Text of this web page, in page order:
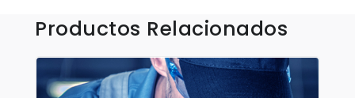
Camisas Outdoors
Fajas
Productos Relacionados